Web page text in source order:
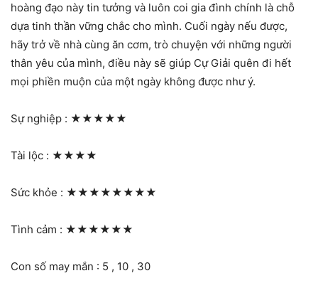
hoàng đạo này tin tưởng và luôn coi gia đình chính là chỗ
dựa tinh thần vững chắc cho mình. Cuối ngày nếu được,
hãy trở về nhà cùng ăn cơm, trò chuyện với những người
thân yêu của mình, điều này sẽ giúp Cự Giải quên đi hết
mọi phiền muộn của một ngày không được như ý.
Sự nghiệp : ★★★★★
Tài lộc : ★★★★
Sức khỏe : ★★★★★★★★
Tình cảm : ★★★★★★
Con số may mắn : 5 , 10 , 30